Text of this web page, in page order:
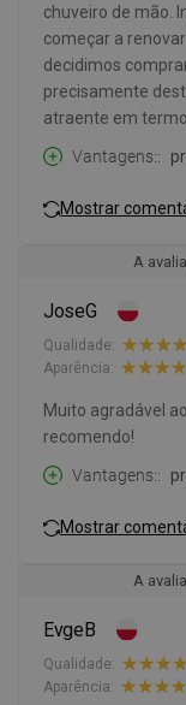
chuveiro de mão.
começar a
decidimos
precisamente
atraente em
Vantagens:
Mostrar
A
JoseG
Qualidade:
Aparência:
Muito agradável
recomendo!
Vantagens:
Mostrar
A
EvgeB
Qualidade:
Aparência: